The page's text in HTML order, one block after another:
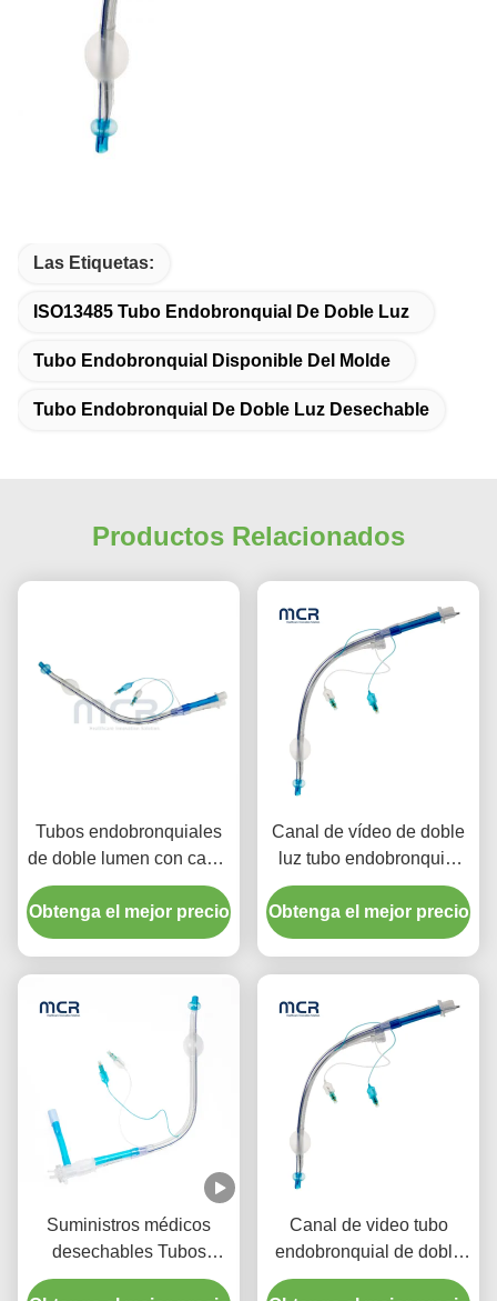
Las Etiquetas:
ISO13485 Tubo Endobronquial De Doble Luz
Tubo Endobronquial Disponible Del Molde
Tubo Endobronquial De Doble Luz Desechable
Productos Relacionados
Tubos endobronquiales
de doble lumen con canal
de video
Obtenga el mejor precio
Canal de vídeo de doble
luz tubo endobronquial
visual oral PVC plano
Obtenga el mejor precio
Suministros médicos
desechables Tubos
endotraqueales de doble
Canal de video tubo
endobronquial de doble
luz sin cámara